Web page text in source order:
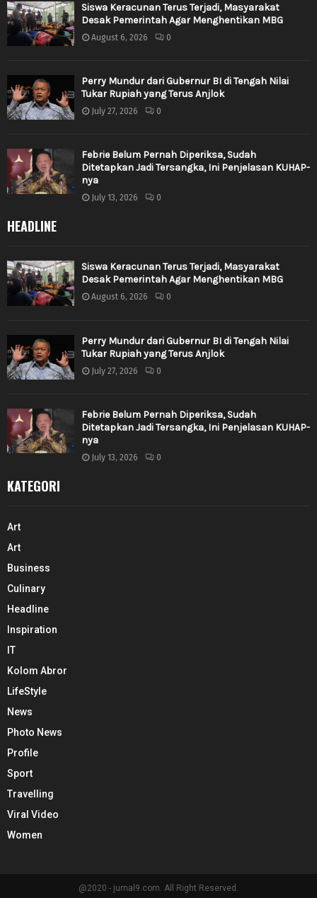
Siswa Keracunan Terus Terjadi, Masyarakat
Desak Pemerintah Agar Menghentikan MBG
August 6, 2026 0
Perry Mundur dari Gubernur BI di Tengah Nilai
Tukar Rupiah yang Terus Anjlok
July 27, 2026 0
Febrie Belum Pernah Diperiksa, Sudah
Ditetapkan Jadi Tersangka, Ini Penjelasan KUHAP-
nya
July 13, 2026 0
HEADLINE
Siswa Keracunan Terus Terjadi, Masyarakat
Desak Pemerintah Agar Menghentikan MBG
August 6, 2026 0
Perry Mundur dari Gubernur BI di Tengah Nilai
Tukar Rupiah yang Terus Anjlok
July 27, 2026 0
Febrie Belum Pernah Diperiksa, Sudah
Ditetapkan Jadi Tersangka, Ini Penjelasan KUHAP-
nya
July 13, 2026 0
KATEGORI
Art
Art
Business
Culinary
Headline
Inspiration
IT
Kolom Abror
LifeStyle
News
Photo News
Profile
Sport
Travelling
Viral Video
Women
@2020 - jurnal9.com. All Right Reserved.